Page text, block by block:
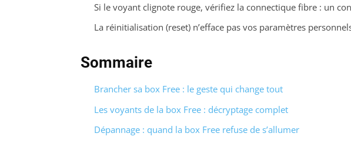
Si le voyant clignote rouge, vérifiez la connectique fibre : un
La réinitialisation (reset) n’efface pas vos paramètres
Sommaire
Brancher sa box Free : le geste qui change tout
Les voyants de la box Free : décryptage complet
Dépannage : quand la box Free refuse de s’allumer